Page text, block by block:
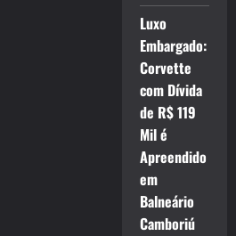
Luxo
Embargado:
Corvette
com Dívida
de R$ 119
Mil é
Apreendido
em
Balneário
Camboriú